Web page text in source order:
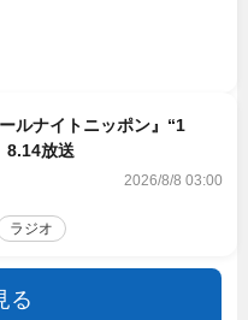
ルナイトニッポン』“1
放送
2026/8/8 03:00
ラジオ
る